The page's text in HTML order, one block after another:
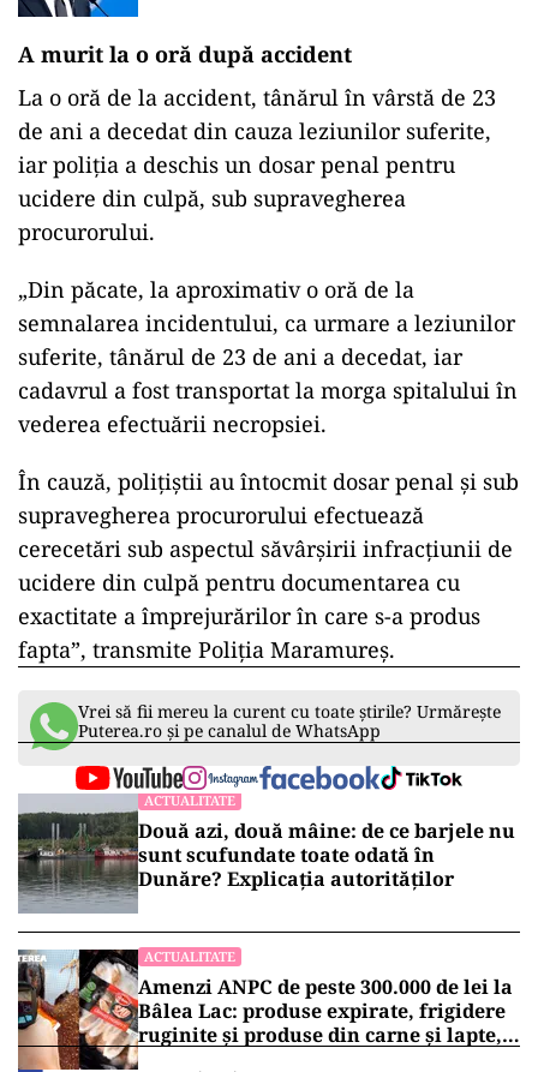
A murit la o oră după accident
La o oră de la accident, tânărul în vârstă de 23
de ani a decedat din cauza leziunilor suferite,
iar poliția a deschis un dosar penal pentru
ucidere din culpă, sub supravegherea
procurorului.
„Din păcate, la aproximativ o oră de la
semnalarea incidentului, ca urmare a leziunilor
suferite, tânărul de 23 de ani a decedat, iar
cadavrul a fost transportat la morga spitalului în
vederea efectuării necropsiei.
În cauză, polițiștii au întocmit dosar penal și sub
supravegherea procurorului efectuează
cerecetări sub aspectul săvârșirii infracțiunii de
ucidere din culpă pentru documentarea cu
exactitate a împrejurărilor în care s-a produs
fapta”, transmite Poliţia Maramureş.
Vrei să fii mereu la curent cu toate știrile? Urmărește
Puterea.ro și pe canalul de WhatsApp
ACTUALITATE
Două azi, două mâine: de ce barjele nu
sunt scufundate toate odată în
Dunăre? Explicația autorităților
ACTUALITATE
Amenzi ANPC de peste 300.000 de lei la
Bâlea Lac: produse expirate, frigidere
ruginite și produse din carne și lapte,